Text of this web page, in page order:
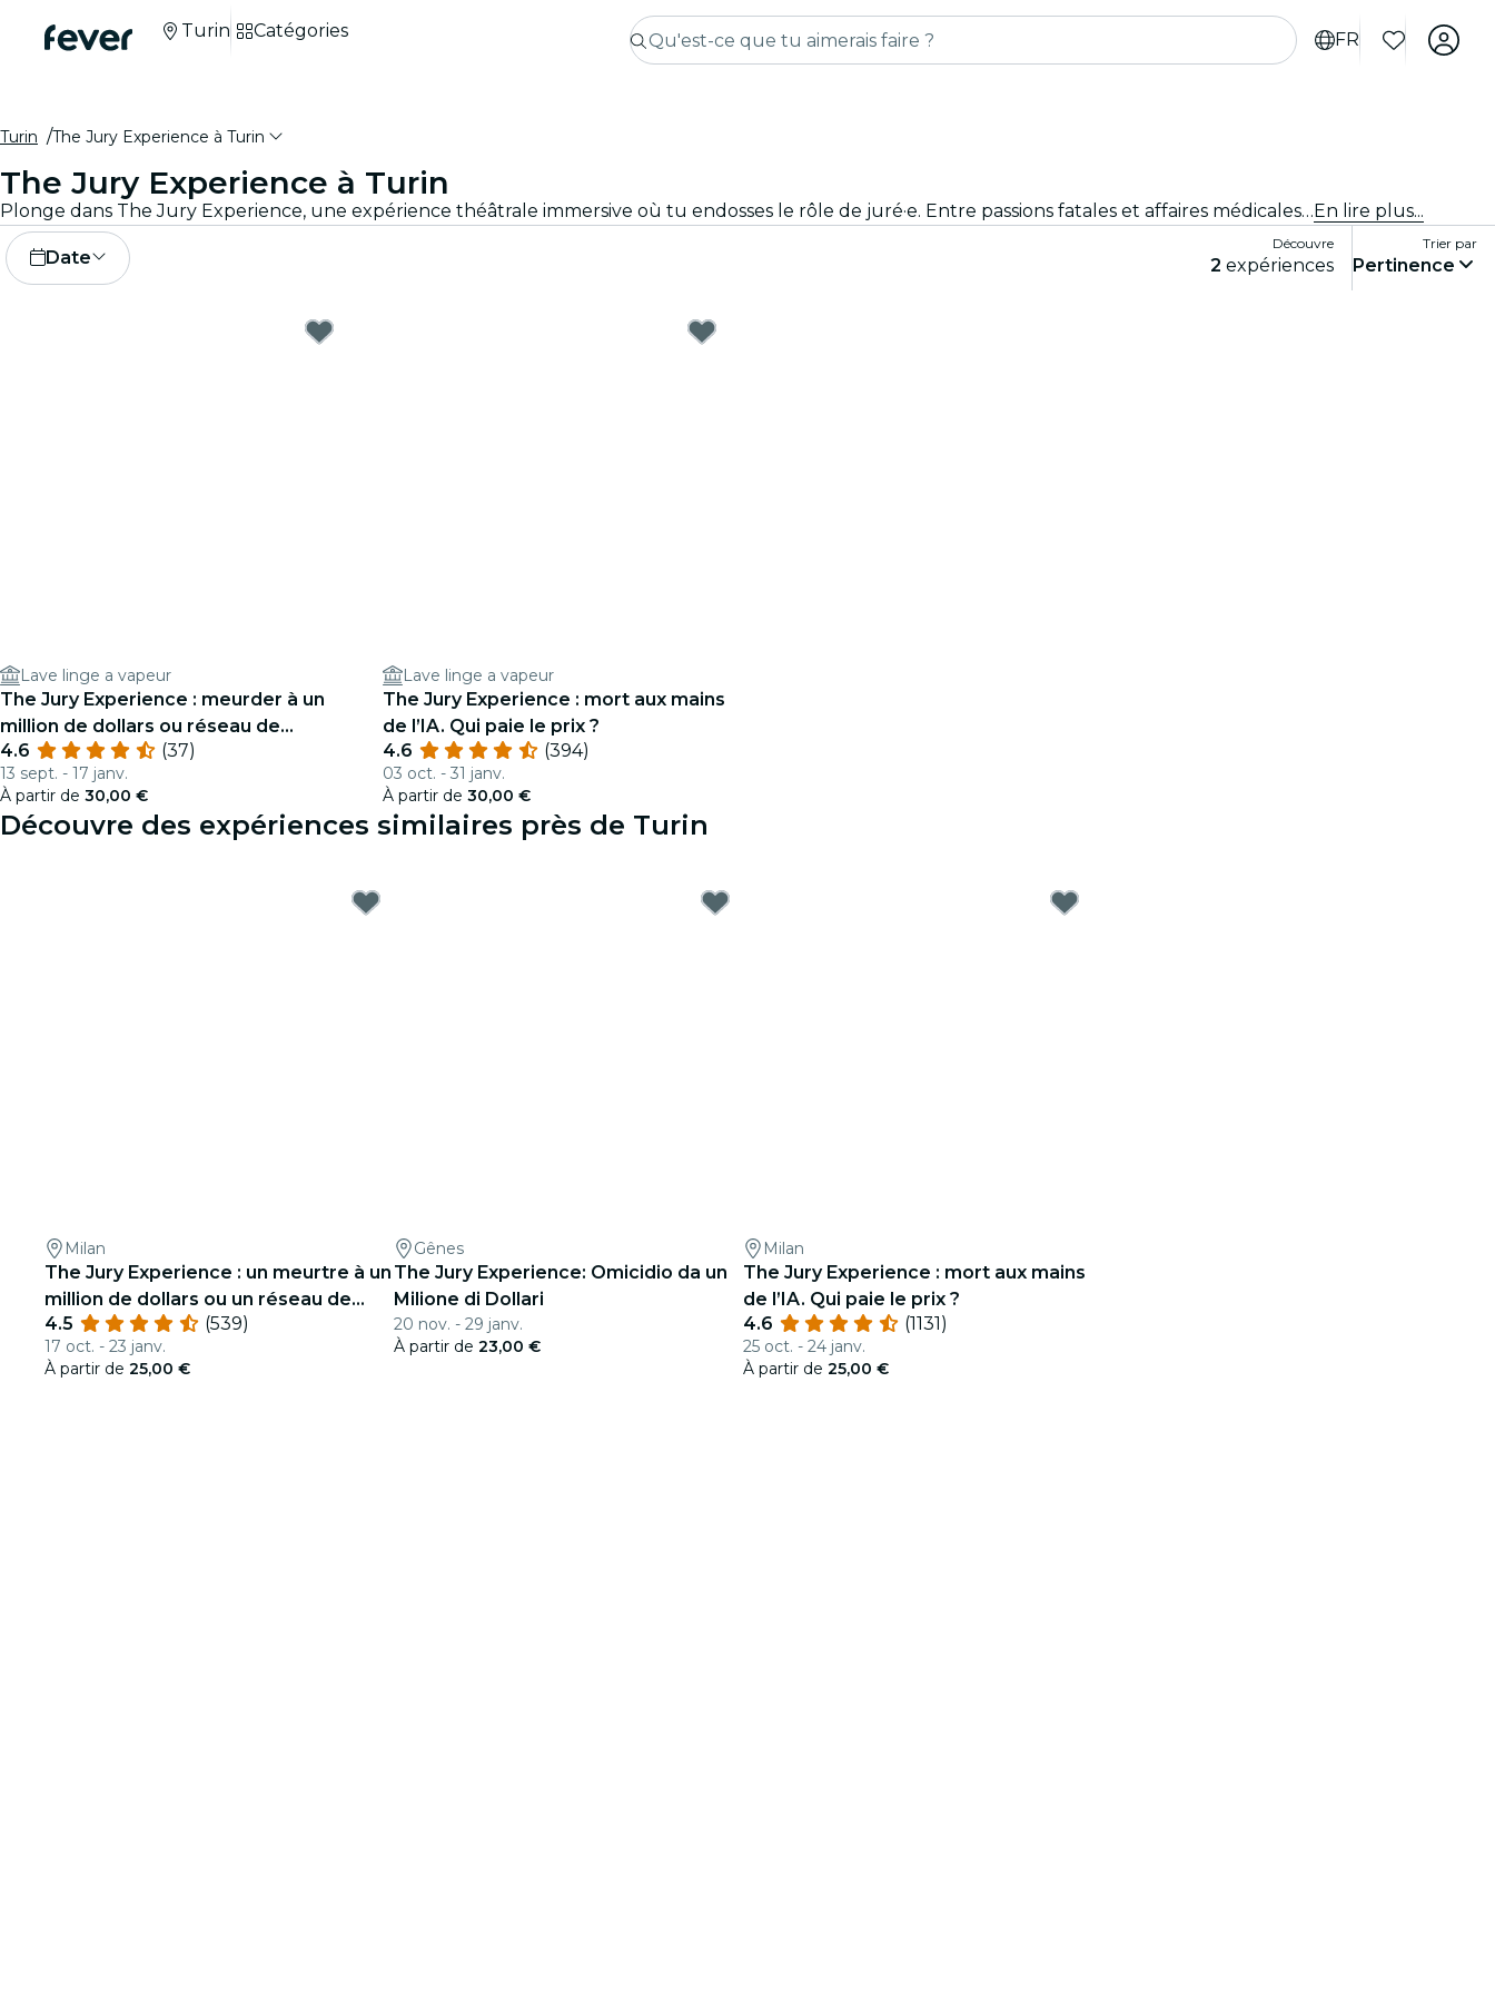
FR
Turin Catégories
Turin The Jury Experience à Turin
The Jury Experience à Turin
Plonge dans The Jury Experience, une expérience théâtrale immersive où tu endosses le rôle de juré·e. Entre passions fatales et affaires médicales controversées, chaque procès révèle son lot de secrets et de drames. À toi d’examiner les preuves, d’écouter les arguments et de décider du sort de l’accusé·e.En lire plus...
Date
Découvre
2 expériences
Trier par
Pertinence
Lave linge a vapeur
The Jury Experience : meurder à un
million de dollars ou réseau de
mensonges ?
4.6 (37)
13 sept. - 17 janv.
À partir de 30,00 €
Lave linge a vapeur
The Jury Experience : mort aux mains
de l’IA. Qui paie le prix ?
4.6
(394)
03 oct. - 31 janv.
À partir de 30,00 €
Découvre des expériences similaires près de Turin
Milan
The Jury Experience : un meurtre à un
million de dollars ou un réseau de
mensonges ?
4.5 (539)
17 oct. - 23 janv.
À partir de 25,00 €
Gênes
The Jury Experience: Omicidio da un
Milione di Dollari
20 nov. - 29 janv.
À partir de 23,00 €
Milan
The Jury Experience : mort aux mains
de l’IA. Qui paie le prix ?
4.6
(1131)
25 oct. - 24 janv.
À partir de 25,00 €